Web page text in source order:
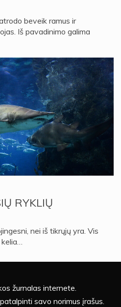
beveik ramus ir
Iš pavadinimo galima
RYKLIŲ
nei iš tikrųjų yra. Vis
žurnalas internete.
savo norimus įrašus.